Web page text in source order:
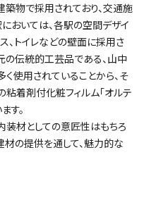
物で採用されており、交通施
おいては、各駅の空間デザイ
、トイレなどの壁面に採用さ
の伝統的工芸品である、山中
使用されていることから、そ
粘着剤付化粧フィルム｢オルテ
す。
材としての意匠性はもちろ
の提供を通して、魅力的な